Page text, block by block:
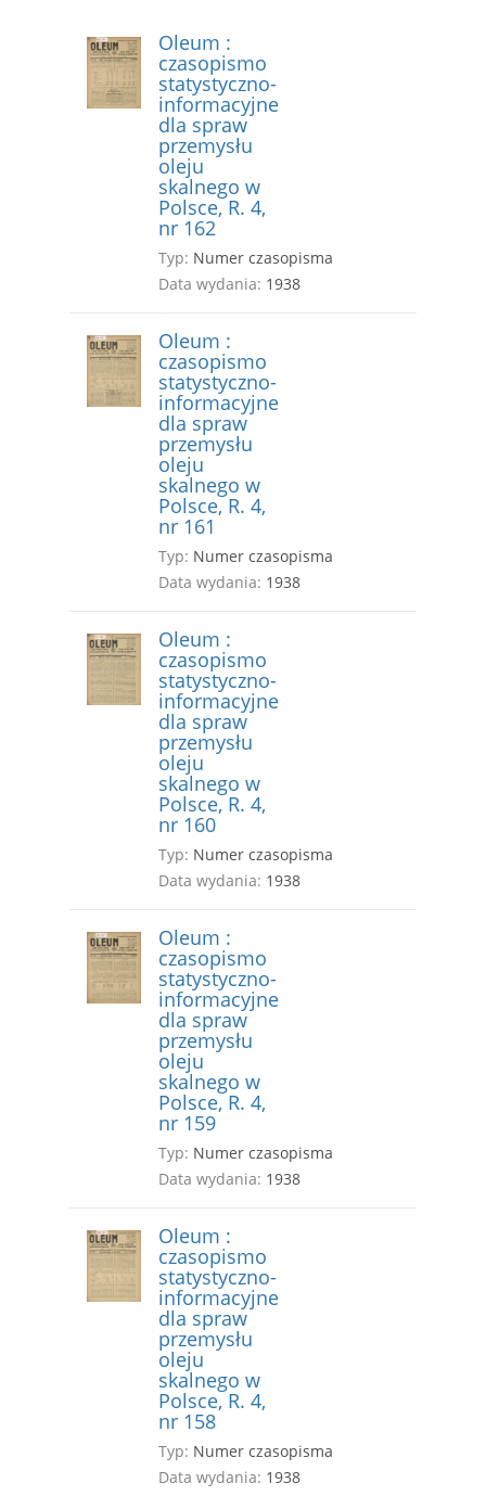
Oleum :
czasopismo
statystyczno-
informacyjne
dla spraw
przemysłu
oleju
skalnego w
Polsce, R. 4,
nr 162
Typ: Numer czasopisma
Data wydania: 1938
Oleum :
czasopismo
statystyczno-
informacyjne
dla spraw
przemysłu
oleju
skalnego w
Polsce, R. 4,
nr 161
Typ: Numer czasopisma
Data wydania: 1938
Oleum :
czasopismo
statystyczno-
informacyjne
dla spraw
przemysłu
oleju
skalnego w
Polsce, R. 4,
nr 160
Typ: Numer czasopisma
Data wydania: 1938
Oleum :
czasopismo
statystyczno-
informacyjne
dla spraw
przemysłu
oleju
skalnego w
Polsce, R. 4,
nr 159
Typ: Numer czasopisma
Data wydania: 1938
Oleum :
czasopismo
statystyczno-
informacyjne
dla spraw
przemysłu
oleju
skalnego w
Polsce, R. 4,
nr 158
Typ: Numer czasopisma
Data wydania: 1938